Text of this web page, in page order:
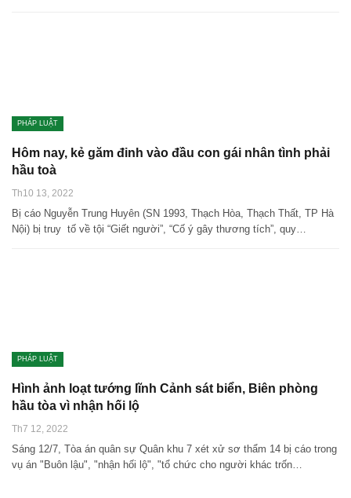
PHÁP LUẬT
Hôm nay, kẻ găm đinh vào đầu con gái nhân tình phải
hầu toà
Th10 13, 2022
Bị cáo Nguyễn Trung Huyên (SN 1993, Thạch Hòa, Thạch Thất, TP Hà
Nội) bị truy tố về tội “Giết người”, “Cố ý gây thương tích”, quy…
PHÁP LUẬT
Hình ảnh loạt tướng lĩnh Cảnh sát biển, Biên phòng
hầu tòa vì nhận hối lộ
Th7 12, 2022
Sáng 12/7, Tòa án quân sự Quân khu 7 xét xử sơ thẩm 14 bị cáo trong
vụ án "Buôn lậu", "nhận hối lộ", "tổ chức cho người khác trốn…